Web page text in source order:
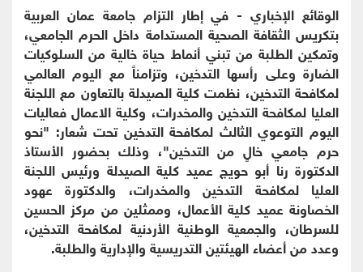
الوقائع الإخباري - في إطار التزام جامعة عمان العربية
بتكريس الثقافة الصحية المستدامة داخل الحرم الجامعي،
وتمكين الطلبة من تبني أنماط حياة خالية من السلوكيات
الضارة وعلى رأسها التدخين، وتزامناً مع اليوم العالمي
لمكافحة التدخين، نظمت كلية الصيدلة بالتعاون مع اللجنة
العليا لمكافحة التدخين والمخدرات، وكلية الاعمال فعاليات
اليوم التوعوي الثالث لمكافحة التدخين تحت شعار: "نحو
حرم جامعي خالٍ من التدخين"، وذلك بحضور الأستاذ
الدكتورة رنا أبو حويج عميد كلية الصيدلة ورئيس اللجنة
العليا لمكافحة التدخين والمخدرات، والدكتورة عهود
الخصاونة عميد كلية الأعمال، وممثلين من مركز الحسين
للسرطان، والجمعية الوطنية الأردنية لمكافحة التدخين،
وعدد من أعضاء الهيئتين التدريسية والإدارية والطلبة.